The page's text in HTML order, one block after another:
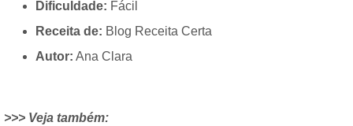
Dificuldade: Fácil
Receita de: Blog Receita Certa
Autor: Ana Clara
>>> Veja também: